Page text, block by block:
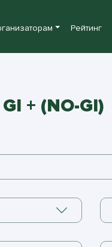
Рейтинг
+ (NO-GI)